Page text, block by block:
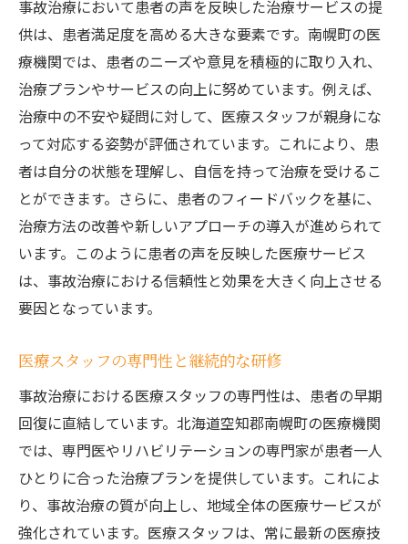
事故治療において患者の声を反映した治療サービスの提
供は、患者満足度を高める大きな要素です。南幌町の医
療機関では、患者のニーズや意見を積極的に取り入れ、
治療プランやサービスの向上に努めています。例えば、
治療中の不安や疑問に対して、医療スタッフが親身にな
って対応する姿勢が評価されています。これにより、患
者は自分の状態を理解し、自信を持って治療を受けるこ
とができます。さらに、患者のフィードバックを基に、
治療方法の改善や新しいアプローチの導入が進められて
います。このように患者の声を反映した医療サービス
は、事故治療における信頼性と効果を大きく向上させる
要因となっています。
医療スタッフの専門性と継続的な研修
事故治療における医療スタッフの専門性は、患者の早期
回復に直結しています。北海道空知郡南幌町の医療機関
では、専門医やリハビリテーションの専門家が患者一人
ひとりに合った治療プランを提供しています。これによ
り、事故治療の質が向上し、地域全体の医療サービスが
強化されています。医療スタッフは、常に最新の医療技